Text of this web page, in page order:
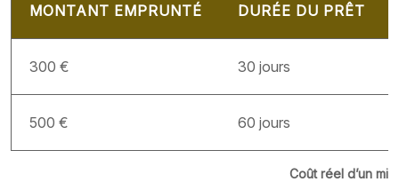
Coût réel d’un
MONTANT EMPRUNTÉ DURÉE DU PRÊT
300 € 30 jours
500 € 60 jours